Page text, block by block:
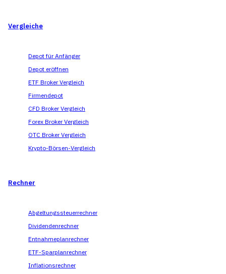
Vergleiche
Depot für Anfänger
Depot eröffnen
ETF Broker Vergleich
Firmendepot
CFD Broker Vergleich
Forex Broker Vergleich
OTC Broker Vergleich
Krypto-Börsen-Vergleich
Rechner
Abgeltungssteuerrechner
Dividendenrechner
Entnahmeplanrechner
ETF-Sparplanrechner
Inflationsrechner